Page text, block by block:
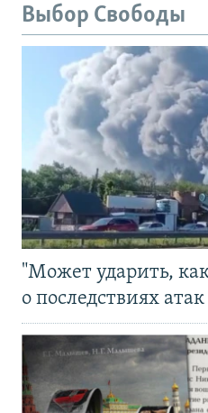
Выбор Свободы
"Может ударить,
о последствиях